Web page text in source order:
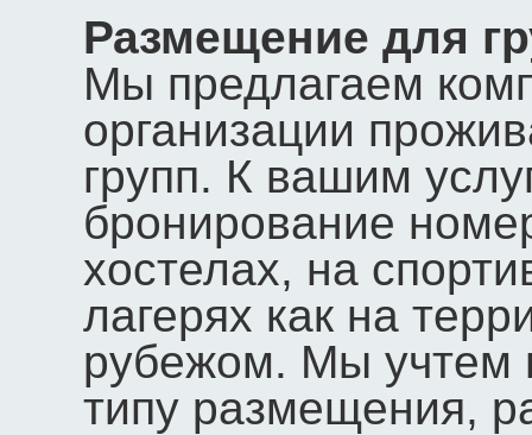
Размещение для
Мы предлагаем
организации
групп. К вашим
бронирование
хостелах, на
лагерях как на
рубежом. Мы учтем
типу размещения,